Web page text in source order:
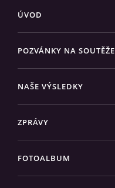
ÚVOD
POZVÁNKY NA SOUTĚŽE
NAŠE VÝSLEDKY
ZPRÁVY
FOTOALBUM